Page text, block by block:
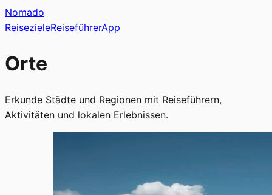
Nomado
ReisezieleReiseführerApp
Orte
Erkunde Städte und Regionen mit Reiseführern,
Aktivitäten und lokalen Erlebnissen.